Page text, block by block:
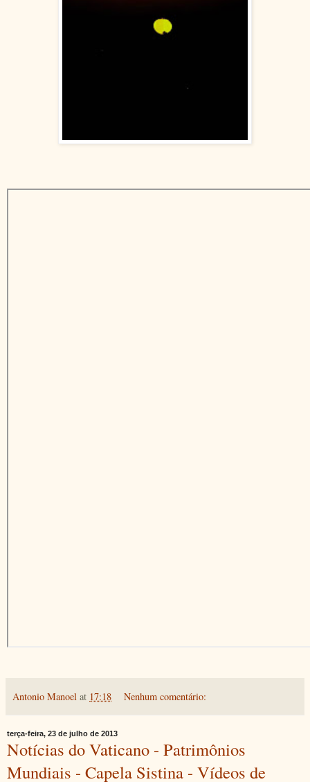
Antonio Manoel at 17:18 Nenhum comentário:
terça-feira, 23 de julho de 2013
Notícias do Vaticano - Patrimônios
Mundiais - Capela Sistina - Vídeos de